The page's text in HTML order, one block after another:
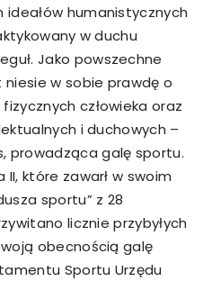
ideałów humanistycznych
w duchu
Jako powszechne
niesie w sobie prawdę o
człowieka oraz
i duchowych –
prowadząca galę sportu.
II, które zawarł w swoim
sportu” z 28
licznie przybyłych
obecnością galę
Sportu Urzędu